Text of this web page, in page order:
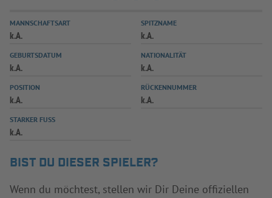
SPIELPLUS
MANNSCHAFTSART
k.A.
SPITZNAME
k.A.
GEBURTSDATUM
k.A.
NATIONALITÄT
k.A.
POSITION
k.A.
RÜCKENNUMMER
k.A.
STARKER FUSS
k.A.
BIST DU DIESER SPIELER?
Wenn du möchtest, stellen wir Dir Deine offiziellen